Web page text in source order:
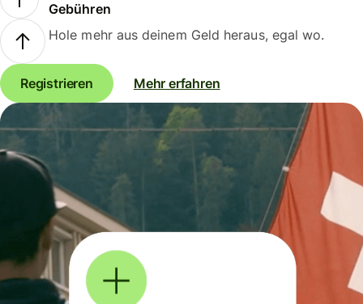
Gebühren
Hole mehr aus deinem Geld heraus, egal wo.
Registrieren Mehr erfahren